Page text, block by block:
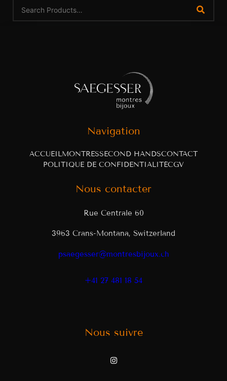
Navigation
ACCUEILMONTRESSECOND HANDSCONTACT
POLITIQUE DE CONFIDENTIALITÉCGV
Nous contacter
Rue Centrale 60
3963 Crans-Montana, Switzerland
psaegesser@montresbijoux.ch
+41 27 481 18 54
Nous suivre